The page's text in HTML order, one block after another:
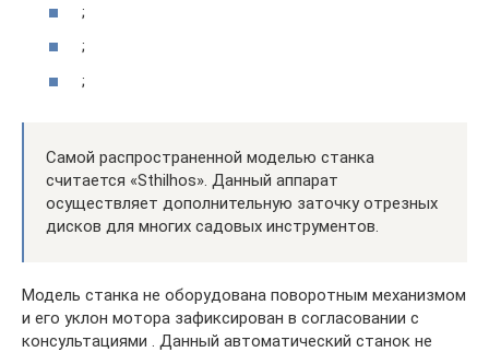
;
;
;
Самой распространенной моделью станка
считается «Sthilhos». Данный аппарат
осуществляет дополнительную заточку отрезных
дисков для многих садовых инструментов.
Модель станка не оборудована поворотным механизмом
и его уклон мотора зафиксирован в согласовании с
консультациями . Данный автоматический станок не